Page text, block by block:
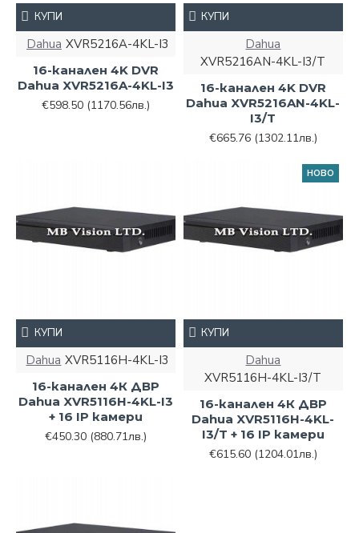
Dahua XVR5216A-4KL-I3
16-канален 4K DVR
Dahua XVR5216A-4KL-I3
€598.50 (1170.56лв.)
КУПИ
Dahua
XVR5216AN-4KL-I3/T
16-канален 4K DVR
Dahua XVR5216AN-4KL-
I3/T
€665.76 (1302.11лв.)
КУПИ
Dahua XVR5116H-4KL-I3
16-канален 4К ДВР
Dahua XVR5116H-4KL-I3
+ 16 IP камери
€450.30 (880.71лв.)
КУПИ
НОВО
Dahua
XVR5116H-4KL-I3/T
16-канален 4К ДВР
Dahua XVR5116H-4KL-
I3/T + 16 IP камери
€615.60 (1204.01лв.)
КУПИ